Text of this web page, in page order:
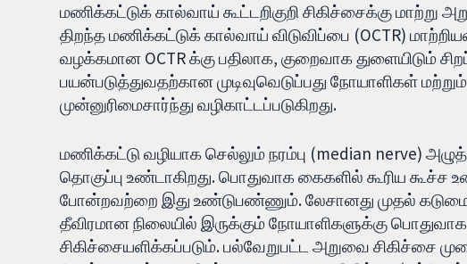
மணிக்கட்டுக் கால்வாய் கூட்டறிகுறி சிகிச்சைக்கு மாற்று
திறந்த மணிக்கட்டுக் கால்வாய் விடுவிப்பை (OCTR)
வழக்கமான OCTR க்கு பதிலாக, குறைவாக துளையிடும்
பயன்படுத்துவதற்கான முடிவுவெடுப்பது நோயாளிகள்
முன்னுரிமைசார்ந்து வழிகாட்டப்படுகிறது.
மணிக்கட்டு வழியாக செல்லும் நரம்பு (median nerve)
தொகுப்பு உண்டாகிறது. பொதுவாக கைகளில் கூரிய கூச்ச
போன்றவற்றை இது உண்டுபண்ணும். லேசானது முதல்
தீவிரமான நிலையில் இருக்கும் நோயாளிகளுக்கு
சிகிச்சையளிக்கப்படும். பல்வேறுபட்ட அறுவை சிகிச்சை